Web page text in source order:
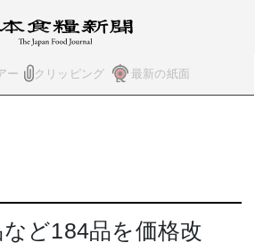
ー クリッピング 最新の紙面
ど184品を価格改